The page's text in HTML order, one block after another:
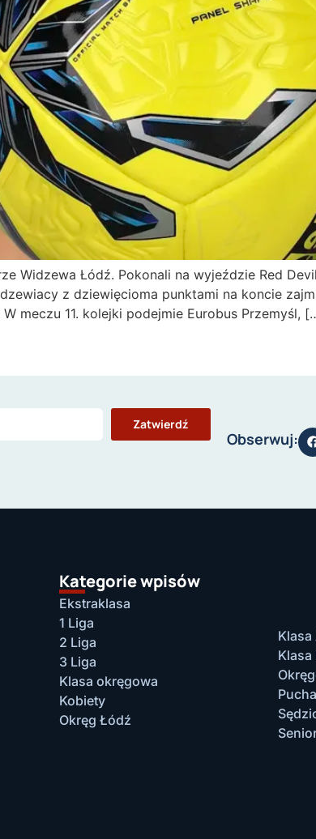
Widzewa Łódź. Pokonali na wyjeździe Red
z dziewięcioma punktami na koncie
meczu 11. kolejki podejmie Eurobus Przemyśl,
Zatwierdź
Obserwuj:
Kategorie wpisów
Ekstraklasa
1 Liga
2 Liga
3 Liga
Klasa okręgowa
Kobiety
Okręg Łódź
Klasa
Klasa